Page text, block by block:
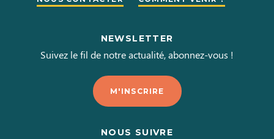
NEWSLETTER
Suivez le fil de notre actualité, abonnez-vous !
M'INSCRIRE
NOUS SUIVRE